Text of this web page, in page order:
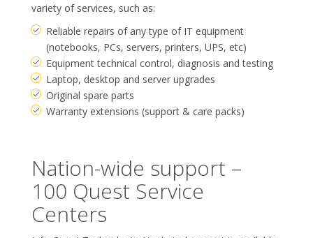
variety of services, such as:
Reliable repairs of any type of IT equipment
(notebooks, PCs, servers, printers, UPS, etc)
Equipment technical control, diagnosis and testing
Laptop, desktop and server upgrades
Original spare parts
Warranty extensions (support & care packs)
Nation-wide support –
100 Quest Service
Centers